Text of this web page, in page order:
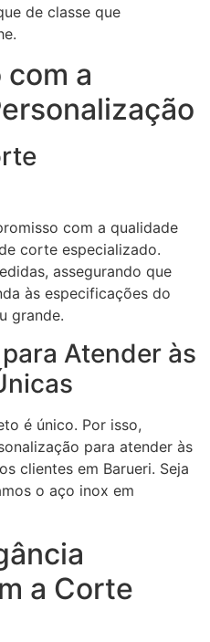
de classe que
a
com a qualidade
corte especializado.
assegurando que
às especificações do
grande.
Atender às
é único. Por isso,
para atender às
clientes em Barueri. Seja
o aço inox em
a Corte